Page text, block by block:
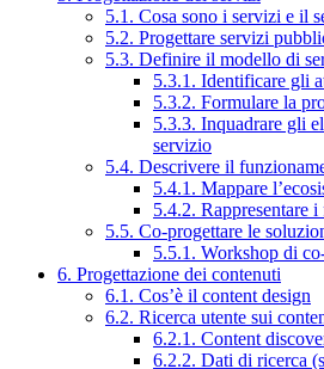
5.1. Cosa sono i servizi e il
5.2. Progettare servizi
5.3. Definire il modello di
5.3.1. Identificare gli
5.3.2. Formulare la
5.3.3. Inquadrare gli
servizio
5.4. Descrivere il
5.4.1. Mappare
5.4.2. Rappresentare
5.5. Co-progettare le
5.5.1. Workshop di
6. Progettazione dei contenuti
6.1. Cos’è il content design
6.2. Ricerca utente sui
6.2.1. Content
6.2.2. Dati di ricerca